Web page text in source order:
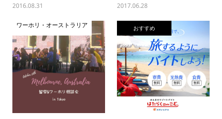
2016.08.31 2017.06.28
ワーホリ・オーストラリア おすすめ